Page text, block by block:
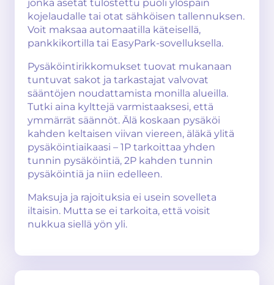
jonka asetat tulostettu puoli ylöspäin
kojelaudalle tai otat sähköisen tallennuksen.
Voit maksaa automaatilla käteisellä,
pankkikortilla tai EasyPark-sovelluksella.
Pysäköintirikkomukset tuovat mukanaan
tuntuvat sakot ja tarkastajat valvovat
sääntöjen noudattamista monilla alueilla.
Tutki aina kylttejä varmistaaksesi, että
ymmärrät säännöt. Älä koskaan pysäköi
kahden keltaisen viivan viereen, äläkä ylitä
pysäköintiaikaasi – 1P tarkoittaa yhden
tunnin pysäköintiä, 2P kahden tunnin
pysäköintiä ja niin edelleen.
Maksuja ja rajoituksia ei usein sovelleta
iltaisin. Mutta se ei tarkoita, että voisit
nukkua siellä yön yli.